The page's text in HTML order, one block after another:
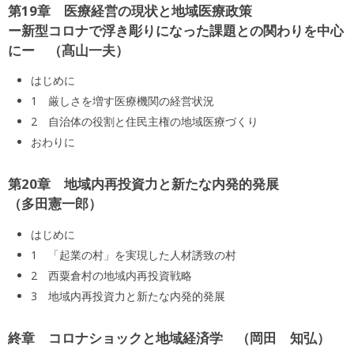
第19章 医療経営の現状と地域医療政策
ー新型コロナで浮き彫りになった課題との関わりを中心
にー
髙山一夫
はじめに
1 厳しさを増す医療機関の経営状況
2 自治体の役割と住民主権の地域医療づくり
おわりに
第20章 地域内再投資力と新たな内発的発展
多田憲一郎
はじめに
1 「起業の村」を実現した人材誘致の村
2 西粟倉村の地域内再投資戦略
3 地域内再投資力と新たな内発的発展
終章 コロナショックと地域経済学 岡田 知弘